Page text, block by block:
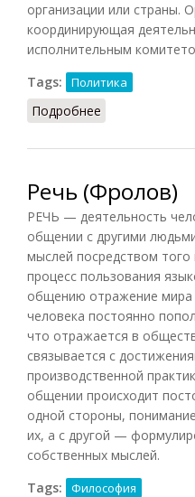
организации или страны.
координирующая
исполнительным
Tags:
Политика
Подробнее
Речь (Фролов)
РЕЧЬ — деятельность
общении с другими
мыслей посредством
процесс пользования
общению отражение мира
человека постоянно
что отражается в
связывается с
производственной
общении происходит
одной стороны,
их, а с другой —
собственных мыслей.
Tags:
Философия